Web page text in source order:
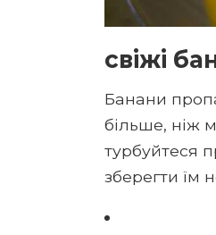
свіжі
Банани
більше, ніж
турбуйтеся
зберегти їм